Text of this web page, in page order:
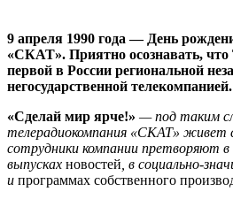
9 апреля 1990 года — День
«СКАТ». Приятно осознавать,
первой в России региональной
негосударственной телекомпанией.
«Сделай мир ярче!» — под таким
телерадиокомпания «СКАТ» живет
сотрудники компании претворяют
выпусках новостей , в социально-
и программах собственного